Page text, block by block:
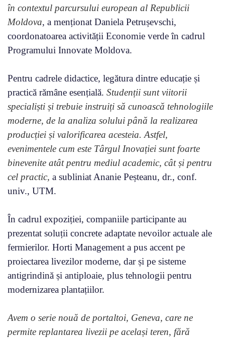
în contextul parcursului european al Republicii
Moldova, a menționat Daniela Petrușevschi,
coordonatoarea activității Economie verde în cadrul
Programului Innovate Moldova.
Pentru cadrele didactice, legătura dintre educație și
practică rămâne esențială. Studenții sunt viitorii
specialiști și trebuie instruiți să cunoască tehnologiile
moderne, de la analiza solului până la realizarea
producției și valorificarea acesteia. Astfel,
evenimentele cum este Târgul Inovației sunt foarte
binevenite atât pentru mediul academic, cât și pentru
cel practic, a subliniat Ananie Peșteanu, dr., conf.
univ., UTM.
În cadrul expoziției, companiile participante au
prezentat soluții concrete adaptate nevoilor actuale ale
fermierilor. Horti Management a pus accent pe
proiectarea livezilor moderne, dar și pe sisteme
antigrindină și antiploaie, plus tehnologii pentru
modernizarea plantațiilor.
Avem o serie nouă de portaltoi, Geneva, care ne
permite replantarea livezii pe același teren, fără